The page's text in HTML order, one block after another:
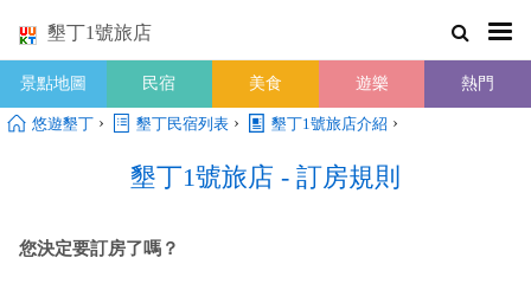
墾丁1號旅店
景點地圖 民宿 美食 遊樂 熱門
悠遊墾丁 › 墾丁民宿列表 › 墾丁1號旅店介紹 ›
墾丁1號旅店 - 訂房規則
您決定要訂房了嗎？